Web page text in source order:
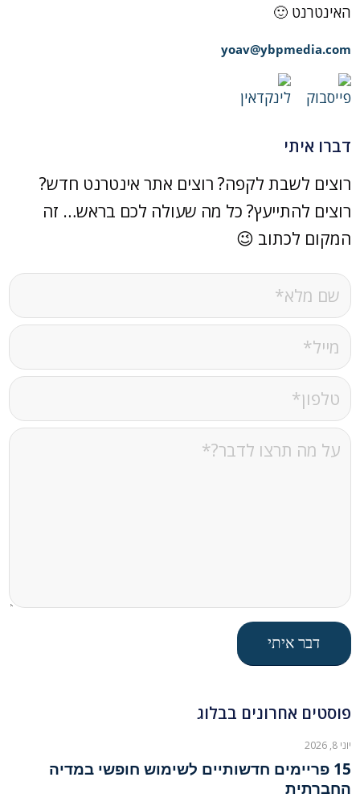
האינטרנט 🙂
yoav@ybpmedia.com
דברו איתי
רוצים לשבת לקפה? רוצים אתר אינטרנט חדש?
רוצים להתייעץ? כל מה שעולה לכם בראש… זה
המקום לכתוב 😉
פוסטים אחרונים בבלוג
יוני 8, 2026
15 פריימים חדשותיים לשימוש חופשי במדיה
החברתית